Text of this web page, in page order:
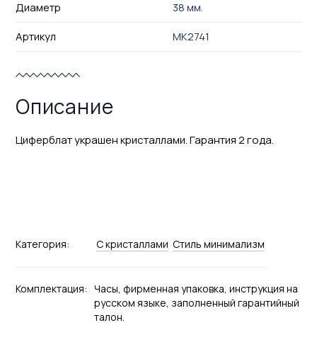
Диаметр
38 мм.
Артикул
MK2741
Описание
Циферблат украшен кристаллами. Гарантия 2 года.
Категория: С кристаллами Стиль минимализм
Комплектация: Часы, фирменная упаковка, инструкция на
русском языке, заполненный гарантийный
талон.